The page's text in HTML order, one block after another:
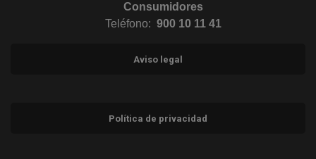
Consumidores
Teléfono: 900 10 11 41
Aviso legal
Política de privacidad